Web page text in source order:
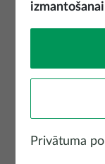
Privātuma